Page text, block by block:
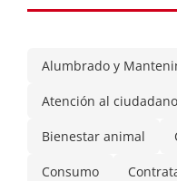
Alumbrado y
Atención al ciudadano
Bienestar animal
Consumo